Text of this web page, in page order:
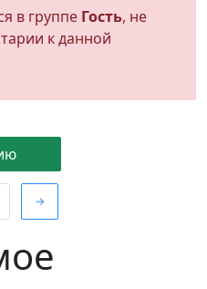
→
в группе Гость, не
к данной